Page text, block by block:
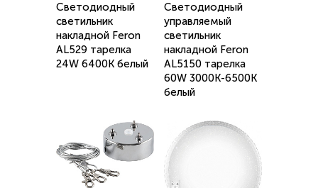
Светодиодный
светильник
накладной Feron
AL529 тарелка
24W 6400K белый
Светодиодный
управляемый
светильник
накладной Feron
AL5150 тарелка
60W 3000К-6500K
белый